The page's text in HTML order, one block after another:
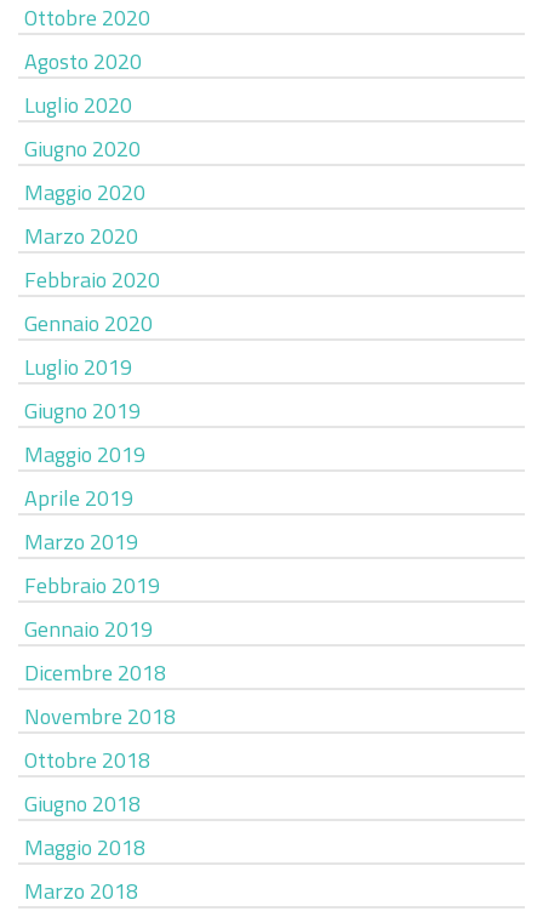
Ottobre 2020
Agosto 2020
Luglio 2020
Giugno 2020
Maggio 2020
Marzo 2020
Febbraio 2020
Gennaio 2020
Luglio 2019
Giugno 2019
Maggio 2019
Aprile 2019
Marzo 2019
Febbraio 2019
Gennaio 2019
Dicembre 2018
Novembre 2018
Ottobre 2018
Giugno 2018
Maggio 2018
Marzo 2018